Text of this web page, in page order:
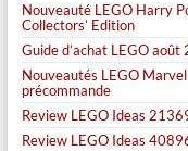
Nouveauté LEGO Harry
Collectors’ Edition
Guide d’achat LEGO
Nouveautés LEGO
précommande
Review LEGO Ideas
Review LEGO Ideas